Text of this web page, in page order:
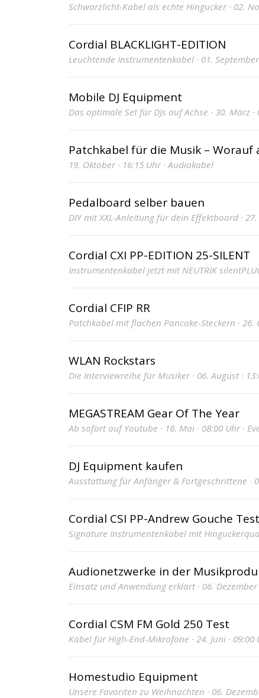
Schwarzlicht-Kabel als echte Hingucker · 02.
Cordial BLACKLIGHT-EDITION
Leuchtende Instrumentenkabel · 01.
Mobile DJ Equipment
Das optimale Set für DJs auf Achse · 30. März ·
Patchkabel für die Musik – Worauf
19. Oktober · 16:15 Uhr · Audiokabel
Pedalboard selber bauen
DIY mit XXL-Anleitung für dein Effektboard ·
Cordial CXI PP-EDITION 25-SILENT
Instrumentenkabel jetzt mit NEUTRIK
Cordial CFIP RR
Patchkabel mit flachen Pancake-Steckern · 26.
WLAN Rockstars
Die Interviewreihe für Musiker · 06. August ·
MEGASTREAM Gear Of The Year
Ab sofort auf Youtube · 18. Mai · 08:00 Uhr ·
DJ Equipment kaufen
Ausstattung für Anfänger & Fortgeschrittene ·
Cordial CSI PP-Andrew Gouche Test
Signature Instrumentenkabel mit
Audionetzwerke in der
Einsatz und Anwendung erklärt · 06.
Cordial CSM FM Gold 250 Test
Kabel für High-End-Mikrofone · 24. Juni · 09:00
Homestudio Equipment
Unsere Favoriten zu Weihnachten · 06.